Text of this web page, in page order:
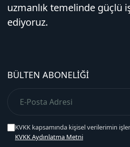
uzmanlık temelinde güçlü
ediyoruz.
BÜLTEN ABONELIĞI
KVKK kapsamında kişisel verilerimin
KVKK Aydınlatma Metni